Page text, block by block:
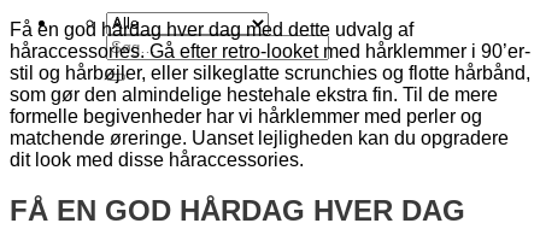
Søg
efter:
Få en god hårdag hver dag med dette udvalg af
håraccessories. Gå efter retro-looket med hårklemmer i 90’er-
stil og hårbøjler, eller silkeglatte scrunchies og flotte hårbånd,
som gør den almindelige hestehale ekstra fin. Til de mere
formelle begivenheder har vi hårklemmer med perler og
matchende øreringe. Uanset lejligheden kan du opgradere
dit look med disse håraccessories.
FÅ EN GOD HÅRDAG HVER DAG